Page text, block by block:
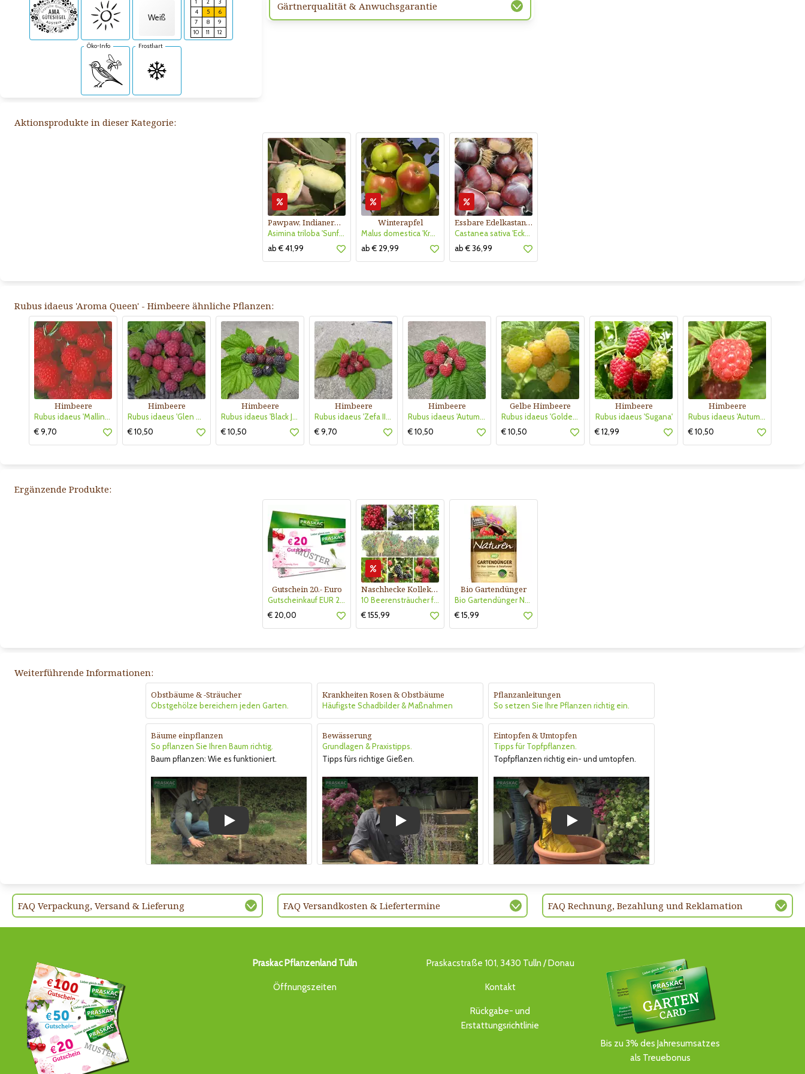
Weiß
4
5
6
7
8
9
10
11
12
Öko-Info
Frosthart
Gärtnerqualität & Anwuchsgarantie
Aktionsprodukte in dieser Kategorie:
Pawpaw, Indianerbanane
Asimina triloba 'Sunflower'
ab € 41,99
Winterapfel
Malus domestica 'Kronprinz Rudolf'
ab € 29,99
Essbare Edelkastanie, Maroni
Castanea sativa 'Ecker 1'
ab € 36,99
Rubus idaeus 'Aroma Queen' - Himbeere ähnliche Pflanzen:
Himbeere
Rubus idaeus 'Malling Promise'
€ 9,70
Himbeere
Rubus idaeus 'Glen Ample'
€ 10,50
Himbeere
Rubus idaeus 'Black Jewel'
€ 10,50
Himbeere
Rubus idaeus 'Zefa III Herbsternte'
€ 9,70
Himbeere
Rubus idaeus 'Autumn Bliss'
€ 10,50
Gelbe Himbeere
Rubus idaeus 'Golden Everest'
€ 10,50
Himbeere
Rubus idaeus 'Sugana'
€ 12,99
Himbeere
Rubus idaeus 'Autumn First'
€ 10,50
Ergänzende Produkte:
Gutschein 20.- Euro
Gutscheinkauf EUR 20.-
€ 20,00
Naschhecke Kollektion Nr. 420
10 Beerensträucher für sonnigen Standort- niedrig wachsend
€ 155,99
Bio Gartendünger
Bio Gartendünger Naturen
€ 15,99
Weiterführende Informationen:
Obstbäume & -Sträucher
Obstgehölze bereichern jeden Garten.
Krankheiten Rosen & Obstbäume
Häufigste Schadbilder & Maßnahmen
Pflanzanleitungen
So setzen Sie Ihre Pflanzen richtig ein.
Bäume einpflanzen
So pflanzen Sie Ihren Baum richtig.
Baum pflanzen: Wie es funktioniert.
Play
Bewässerung
Grundlagen & Praxistipps.
Tipps fürs richtige Gießen.
Play
Eintopfen & Umtopfen
Tipps für Topfpflanzen.
Topfpflanzen richtig ein- und umtopfen.
Play
FAQ Verpackung, Versand & Lieferung FAQ Versandkosten & Liefertermine FAQ Rechnung, Bezahlung und Reklamation
Praskac Pflanzenland Tulln
Öffnungszeiten
Praskacstraße 101, 3430 Tulln / Donau
Kontakt
Rückgabe- und
Erstattungsrichtlinie
Bis zu 3% des Jahresumsatzes
als Treuebonus